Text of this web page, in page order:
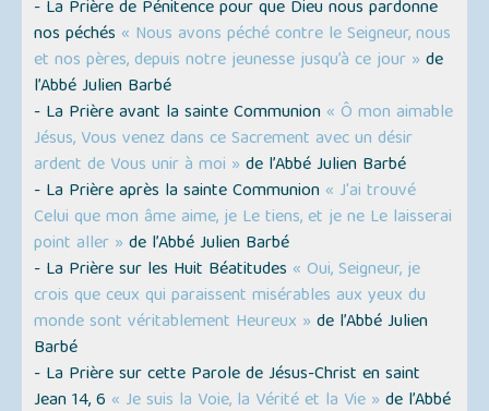
- La Prière de Pénitence pour que Dieu nous pardonne
nos péchés « Nous avons péché contre le Seigneur, nous
et nos pères, depuis notre jeunesse jusqu’à ce jour » de
l’Abbé Julien Barbé
- La Prière avant la sainte Communion « Ô mon aimable
Jésus, Vous venez dans ce Sacrement avec un désir
ardent de Vous unir à moi » de l’Abbé Julien Barbé
- La Prière après la sainte Communion « J'ai trouvé
Celui que mon âme aime, je Le tiens, et je ne Le laisserai
point aller » de l’Abbé Julien Barbé
- La Prière sur les Huit Béatitudes « Oui, Seigneur, je
crois que ceux qui paraissent misérables aux yeux du
monde sont véritablement Heureux » de l’Abbé Julien
Barbé
- La Prière sur cette Parole de Jésus-Christ en saint
Jean 14, 6 « Je suis la Voie, la Vérité et la Vie » de l’Abbé